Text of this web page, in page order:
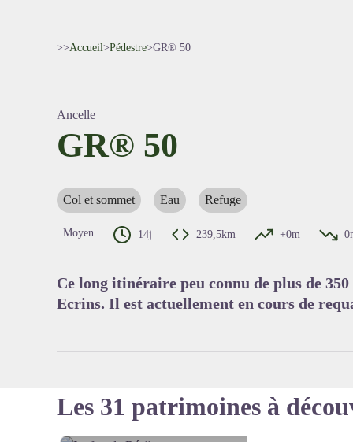
>>Accueil>Pédestre>GR® 50
Ancelle
GR® 50
Col et sommet Eau Refuge
Moyen 14j 239,5km +0m
Ce long itinéraire peu connu de plus de
Ecrins. Il est actuellement en cours de
Les 31 patrimoines à